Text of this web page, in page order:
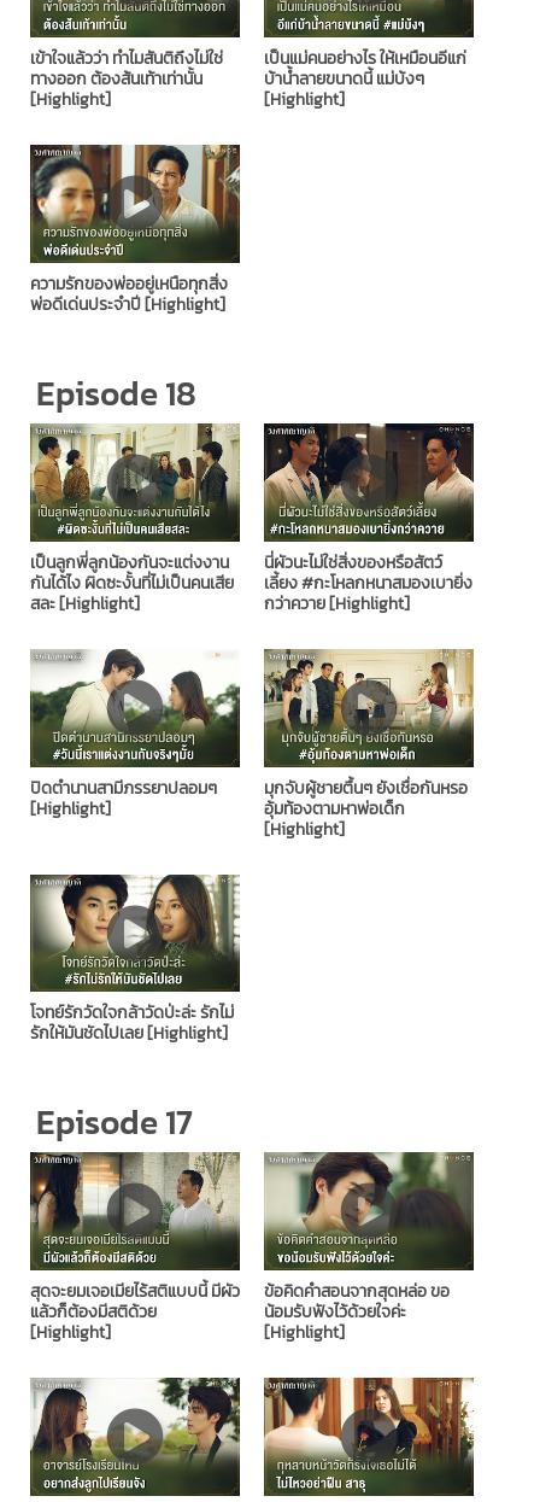
เข้าใจแล้วว่า ทำไมสันติถึงไม่ใช่
ทางออก ต้องส้นเท้าเท่านั้น
[Highlight]
เป็นแม่คนอย่างไร ให้เหมือนอีแก่
บ้าน้ำลายขนาดนี้ แม่บ้งๆ
[Highlight]
ความรักของพ่ออยู่เหนือทุกสิ่ง
พ่อดีเด่นประจำปี [Highlight]
Episode 18
เป็นลูกพี่ลูกน้องกันจะแต่งงาน
กันได้ไง ผิดซะงั้นที่ไม่เป็นคนเสีย
สละ [Highlight]
นี่ผัวนะไม่ใช่สิ่งของหรือสัตว์
เลี้ยง #กะโหลกหนาสมองเบายิ่ง
กว่าควาย [Highlight]
ปิดตำนานสามีภรรยาปลอมๆ
[Highlight]
มุกจับผู้ชายตื้นๆ ยังเชื่อกันหรอ
อุ้มท้องตามหาพ่อเด็ก
[Highlight]
โจทย์รักวัดใจกล้าวัดป่ะล่ะ รักไม่
รักให้มันชัดไปเลย [Highlight]
Episode 17
สุดจะยมเจอเมียไร้สติแบบนี้ มีผัว
แล้วก็ต้องมีสติด้วย
[Highlight]
ข้อคิดคำสอนจากสุดหล่อ ขอ
น้อมรับฟังไว้ด้วยใจค่ะ
[Highlight]